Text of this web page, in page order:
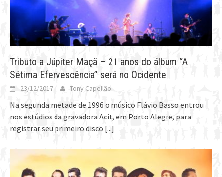
Tributo a Júpiter Maçã – 21 anos do álbum “A
Sétima Efervescência” será no Ocidente
23/12/2017 Tony Capellão
Na segunda metade de 1996 o músico Flávio Basso entrou
nos estúdios da gravadora Acit, em Porto Alegre, para
registrar seu primeiro disco [...]